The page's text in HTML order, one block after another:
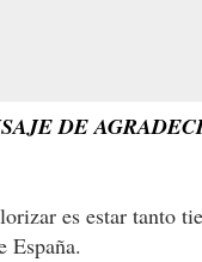
DE
es estar tanto
España.